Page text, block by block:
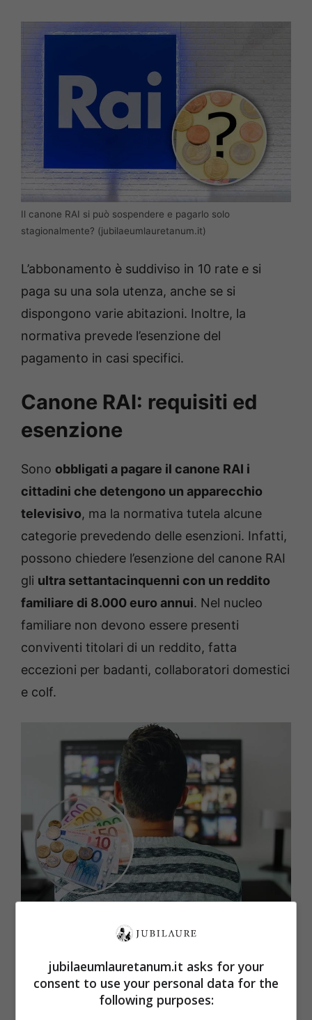
Il canone RAI si può sospendere e pagarlo solo
stagionalmente? (jubilaeumlauretanum.it)
L’abbonamento è suddiviso in 10 rate e si
paga su una sola utenza, anche se si
dispongono varie abitazioni. Inoltre, la
normativa prevede l’esenzione del
pagamento in casi specifici.
Canone RAI: requisiti ed
esenzione
Sono obbligati a pagare il canone RAI i
cittadini che detengono un apparecchio
televisivo, ma la normativa tutela alcune
categorie prevedendo delle esenzioni. Infatti,
possono chiedere l’esenzione del canone RAI
gli ultra settantacinquenni con un reddito
familiare di 8.000 euro annui. Nel nucleo
familiare non devono essere presenti
conviventi titolari di un reddito, fatta
eccezioni per badanti, collaboratori domestici
e colf.
deve presentare una dichiarazione sostitutiva
(modello apposito sezione I) con cui dichiara
jubilaeumlauretanum.it asks for your
consent to use your personal data for the
following purposes: